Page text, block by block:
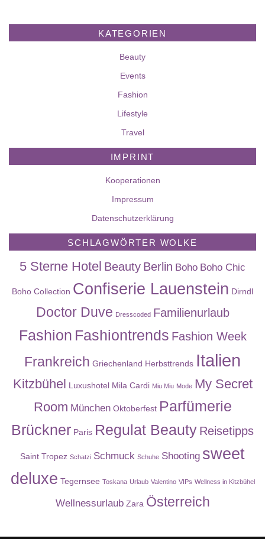
KATEGORIEN
Beauty
Events
Fashion
Lifestyle
Travel
IMPRINT
Kooperationen
Impressum
Datenschutzerklärung
SCHLAGWÖRTER WOLKE
5 Sterne Hotel Beauty Berlin Boho Boho Chic
Boho Collection Confiserie Lauenstein Dirndl
Doctor Duve Dresscoded Familienurlaub
Fashion Fashiontrends Fashion Week
Frankreich Griechenland Herbsttrends Italien
Kitzbühel Luxushotel Mila Cardi Miu Miu Mode My Secret
Room München Oktoberfest Parfümerie
Brückner Paris Regulat Beauty Reisetipps
Saint Tropez Schatzi Schmuck Schuhe Shooting sweet
deluxe Tegernsee Toskana Urlaub Valentino VIPs Wellness in Kitzbühel
Wellnessurlaub Zara Österreich